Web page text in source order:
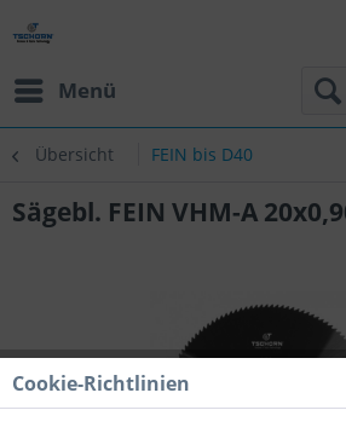
Menü
Übersicht FEIN bis D40
Sägebl. FEIN VHM-A
Cookie-Richtlinien